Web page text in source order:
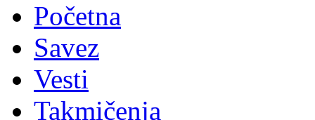
Početna
Savez
Vesti
Takmičenja